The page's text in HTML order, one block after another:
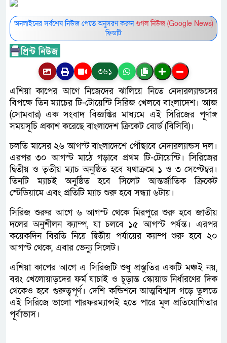
অনলাইনের সর্বশেষ নিউজ পেতে অনুসরণ করুনগুগল নিউজ (Google News)
ফিডটি
৩৬১
এশিয়া কাপের আগে নিজেদের ঝালিয়ে নিতে নেদারল্যান্ডসের
বিপক্ষে তিন ম্যাচের টি-টোয়েন্টি সিরিজ খেলবে বাংলাদেশ। আজ
(সোমবার) এক সংবাদ বিজ্ঞপ্তির মাধ্যমে এই সিরিজের পূর্ণাঙ্গ
সময়সূচি প্রকাশ করেছে বাংলাদেশ ক্রিকেট বোর্ড (বিসিবি)।
চলতি মাসের ২৬ আগস্ট বাংলাদেশে পৌঁছাবে নেদারল্যান্ডস দল।
এরপর ৩০ আগস্ট মাঠে গড়াবে প্রথম টি-টোয়েন্টি। সিরিজের
দ্বিতীয় ও তৃতীয় ম্যাচ অনুষ্ঠিত হবে যথাক্রমে ১ ও ৩ সেপ্টেম্বর।
তিনটি ম্যাচই অনুষ্ঠিত হবে সিলেট আন্তর্জাতিক ক্রিকেট
স্টেডিয়ামে এবং প্রতিটি ম্যাচ শুরু হবে সন্ধ্যা ৬টায়।
সিরিজ শুরুর আগে ৬ আগস্ট থেকে মিরপুরে শুরু হবে জাতীয়
দলের অনুশীলন ক্যাম্প, যা চলবে ১৫ আগস্ট পর্যন্ত। এরপর
কয়েকদিন বিরতি নিয়ে দ্বিতীয় পর্যায়ের ক্যাম্প শুরু হবে ২০
আগস্ট থেকে, এবার ভেন্যু সিলেট।
এশিয়া কাপের আগে এ সিরিজটি শুধু প্রস্তুতির একটি মঞ্চই নয়,
বরং খেলোয়াড়দের ফর্ম যাচাই ও চূড়ান্ত স্কোয়াড নির্ধারণের দিক
থেকেও হবে গুরুত্বপূর্ণ। দেশি কন্ডিশনে আত্মবিশ্বাস গড়ে তুলতে
এই সিরিজে ভালো পারফরম্যান্সই হতে পারে মূল প্রতিযোগিতার
পূর্বাভাস।